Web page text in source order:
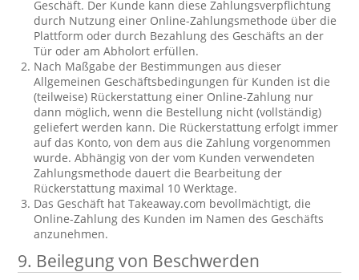
Geschäft. Der Kunde kann diese Zahlungsverpflichtung
durch Nutzung einer Online-Zahlungsmethode über die
Plattform oder durch Bezahlung des Geschäfts an der
Tür oder am Abholort erfüllen.
Nach Maßgabe der Bestimmungen aus dieser
Allgemeinen Geschäftsbedingungen für Kunden ist die
(teilweise) Rückerstattung einer Online-Zahlung nur
dann möglich, wenn die Bestellung nicht (vollständig)
geliefert werden kann. Die Rückerstattung erfolgt immer
auf das Konto, von dem aus die Zahlung vorgenommen
wurde. Abhängig von der vom Kunden verwendeten
Zahlungsmethode dauert die Bearbeitung der
Rückerstattung maximal 10 Werktage.
Das Geschäft hat Takeaway.com bevollmächtigt, die
Online-Zahlung des Kunden im Namen des Geschäfts
anzunehmen.
9. Beilegung von Beschwerden